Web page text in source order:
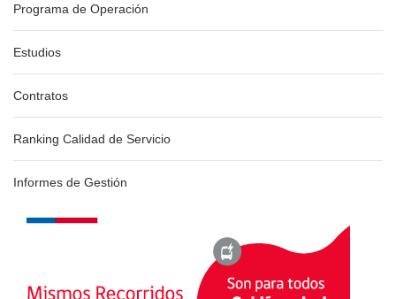
Programa de Operación
Estudios
Contratos
Ranking Calidad de Servicio
Informes de Gestión